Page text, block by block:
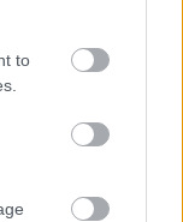
to
20:30